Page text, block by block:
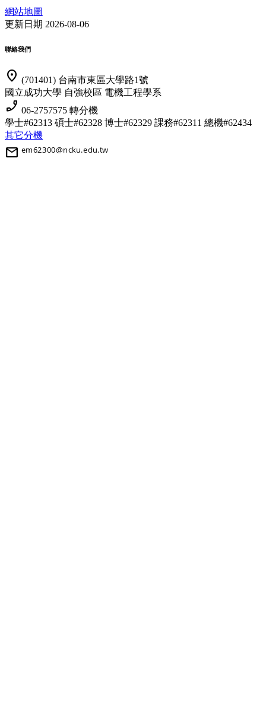
網站地圖
更新日期 2026-08-06
聯絡我們
location_on (701401) 台南市東區大學路1號
國立成功大學 自強校區 電機工程學系
phone_enabled 06-2757575 轉分機
學士#62313 碩士#62328 博士#62329 課務#62311 總機#62434
其它分機
mail